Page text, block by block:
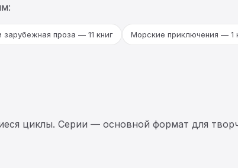
проза — 11 книг Морские приключения — 1
циклы. Серии — основной формат для